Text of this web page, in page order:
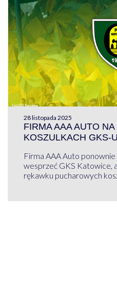
28 listopada 2025
FIRMA AAA AUTO
KOSZULKACH GKS-U
Firma AAA Auto
wesprzeć GKS Katowice,
rękawku pucharowych